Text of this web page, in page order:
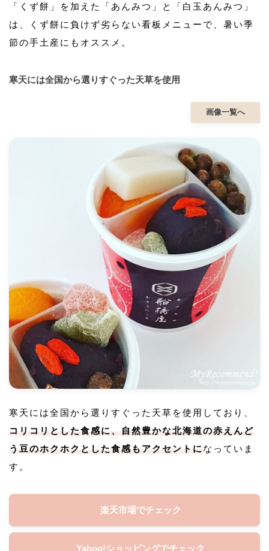
「くず餅」を加えた「あんみつ」と「白玉あんみつ」
は、くず餅に負けず劣らない看板メニューで、暑い季
節の手土産にもオススメ。
寒天には全国から選りすぐった天草を使用
画像一覧へ
寒天には全国から選りすぐった天草を使用しており、
コリコリとした食感に、自然豊かな北海道の赤えんど
う豆のホクホクとした食感もアクセントになっていま
す。
楽天市場でチェック
Yahoo!ショッピングでチェック